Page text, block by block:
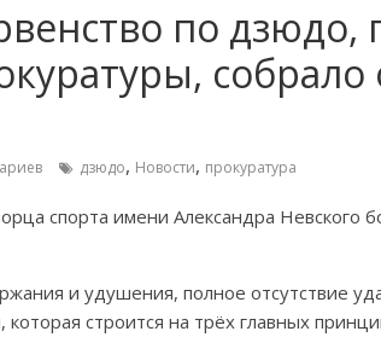
по
собрало
дзюдо, Новости, прокуратура
спорта имени Александра Невского
и удушения, полное отсутствие
которая строится на трёх главных